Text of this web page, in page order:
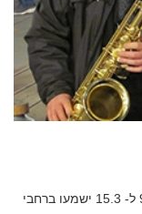
סקסופון בכל העיר ובכל היום בשבוע שבין ה- 9.3 ל- 15.3 ישמעו ברחבי